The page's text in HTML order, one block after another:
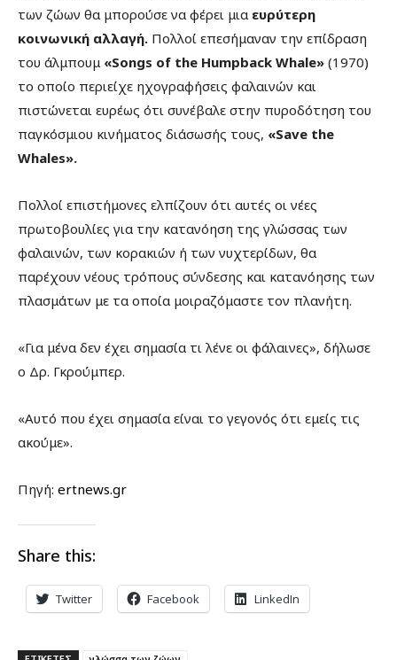
των ζώων θα μπορούσε να φέρει μια ευρύτερη
κοινωνική αλλαγή. Πολλοί επεσήμαναν την επίδραση
του άλμπουμ «Songs of the Humpback Whale» (1970)
το οποίο περιείχε ηχογραφήσεις φαλαινών και
πιστώνεται ευρέως ότι συνέβαλε στην πυροδότηση του
παγκόσμιου κινήματος διάσωσής τους, «Save the
Whales».
Πολλοί επιστήμονες ελπίζουν ότι αυτές οι νέες
πρωτοβουλίες για την κατανόηση της γλώσσας των
φαλαινών, των κορακιών ή των νυχτερίδων, θα
παρέχουν νέους τρόπους σύνδεσης και κατανόησης των
πλασμάτων με τα οποία μοιραζόμαστε τον πλανήτη.
«Για μένα δεν έχει σημασία τι λένε οι φάλαινες», δήλωσε
ο Δρ. Γκρούμπερ.
«Αυτό που έχει σημασία είναι το γεγονός ότι εμείς τις
ακούμε».
Πηγή: ertnews.gr
Share this:
Twitter Facebook LinkedIn